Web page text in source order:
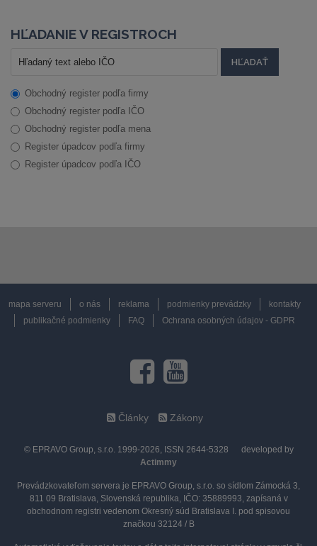
HĽADANIE V REGISTROCH
Obchodný register podľa firmy
Obchodný register podľa IČO
Obchodný register podľa mena
Register úpadcov podľa firmy
Register úpadcov podľa IČO
mapa serveru o nás reklama podmienky prevádzky
kontakty
publikačné podmienky
FAQ Ochrana osobných údajov - GDPR
Články Zákony
© EPRAVO Group, s.r.o. 1999-2026, ISSN 2644-5328
developed by
Actimmy
Prevádzkovateľom servera je EPRAVO Group, s.r.o. so sídlom Zámocká 3,
811 09 Bratislava, Slovenská republika, IČO: 35889993, zapísaná v
obchodnom registri vedenom Okresný súd Bratislava I. pod spisovou
značkou 32124 / B